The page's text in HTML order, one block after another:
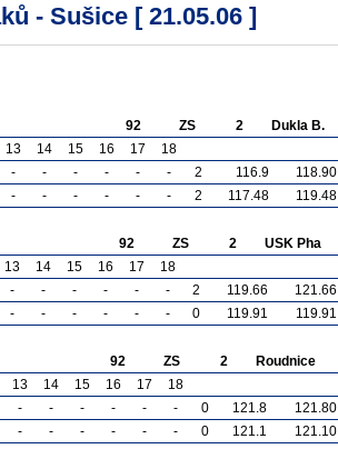
- Sušice [ 21.05.06 ]
92 ZS 2
Dukla B.
13 14 15 16 17
18
- - - - - - 2 116.9 118.90
- - - - - - 2 117.48 119.48
92 ZS 2
USK Pha
13 14 15 16 17
18
- - - - - - 2 119.66 121.66
- - - - - - 0 119.91 119.91
92 ZS 2
Roudnice
13 14 15 16 17
18
- - - - - - 0 121.8 121.80
- - - - - - 0 121.1 121.10